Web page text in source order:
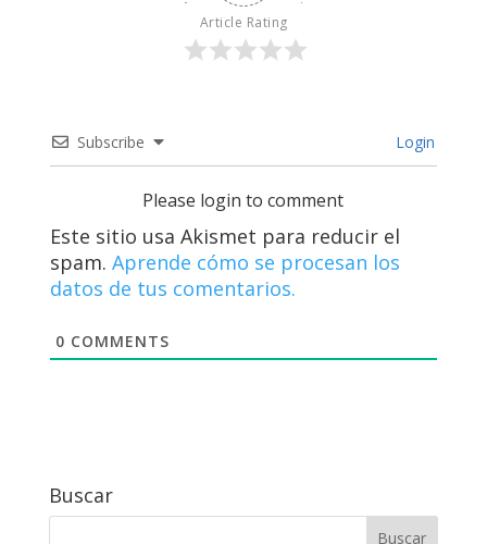
Article Rating
Subscribe Login
Please login to comment
Este sitio usa Akismet para reducir el
spam. Aprende cómo se procesan los
datos de tus comentarios.
0 COMMENTS
Buscar